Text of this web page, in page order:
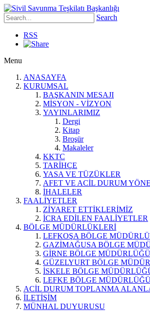
Search
RSS
Menu
ANASAYFA
KURUMSAL
BAŞKANIN MESAJI
MİSYON - VİZYON
YAYINLARIMIZ
Dergi
Kitap
Broşür
Makaleler
KKTC
TARİHÇE
YASA VE TÜZÜKLER
AFET VE ACİL DURUM
İHALELER
FAALİYETLER
ZİYARET ETTİKLERİMİZ
İCRA EDİLEN FAALİYETLER
BÖLGE MÜDÜRLÜKLERİ
LEFKOŞA BÖLGE
GAZİMAĞUSA BÖLGE
GİRNE BÖLGE MÜDÜRLÜĞÜ
GÜZELYURT BÖLGE
İSKELE BÖLGE
LEFKE BÖLGE
ACİL DURUM TOPLANMA
İLETİŞİM
MÜNHAL DUYURUSU